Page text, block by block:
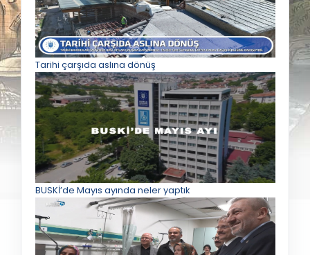
Tarihi çarşıda aslına dönüş
BUSKİ’de Mayıs ayında neler yaptık